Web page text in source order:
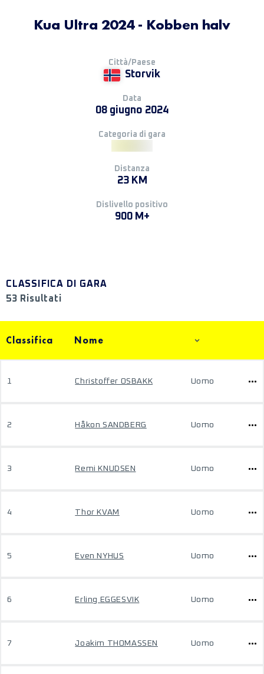
Kua Ultra 2024 - Kobben halv
Città/Paese
Storvik
Data
08 giugno 2024
Categoria di gara
Distanza
23 KM
Dislivello positivo
900 M+
CLASSIFICA DI GARA
53 Risultati
Classifica Nome
1 Christoffer OSBAKK Uomo
2 Håkon SANDBERG Uomo
3 Remi KNUDSEN Uomo
4 Thor KVAM Uomo
5 Even NYHUS Uomo
6 Erling EGGESVIK Uomo
7 Joakim THOMASSEN Uomo